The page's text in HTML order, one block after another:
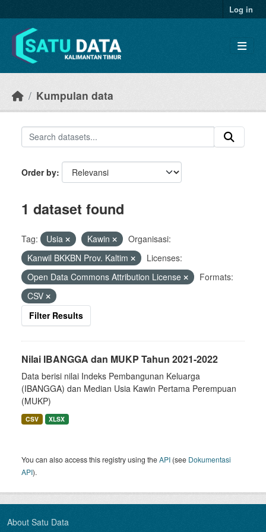
Log in
Kumpulan data
Order by
1 dataset found
Tag: Usia Kawin
Organisasi:
Kanwil BKKBN Prov. Kaltim
Licenses:
Open Data Commons Attribution License
Formats:
CSV
Filter Results
Nilai IBANGGA dan MUKP Tahun 2021-2022
Data berisi nilai Indeks Pembangunan Keluarga
(IBANGGA) dan Median Usia Kawin Pertama Perempuan
(MUKP)
CSV XLSX
You can also access this registry using theAPI (see Dokumentasi
API).
About Satu Data